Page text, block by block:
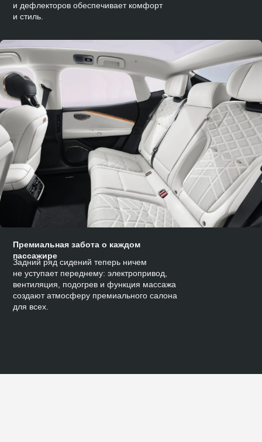
и дефлекторов обеспечивает комфорт
и стиль.
Премиальная забота о каждом
пассажире
Задний ряд сидений теперь ничем
не уступает переднему: электропривод,
вентиляция, подогрев и функция массажа
создают атмосферу премиального салона
для всех.